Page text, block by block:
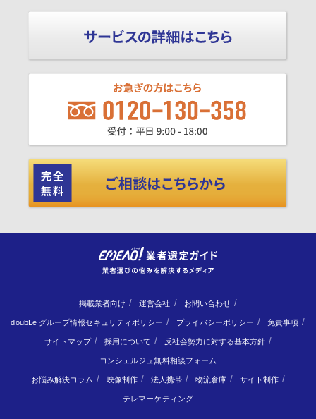
掲載業者向け 運営会社 お問い合わせ
doubLe グループ情報セキュリティポリシー プライバシーポリシー 免責事項
サイトマップ 採用について 反社会勢力に対する基本方針
コンシェルジュ無料相談フォーム
お悩み解決コラム 映像制作 法人携帯 物流倉庫 サイト制作
テレマーケティング